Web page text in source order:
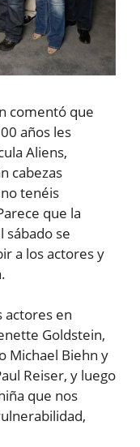
comentó que
años les
Aliens,
cabezas
tenéis
que la
sábado se
a los actores y
actores en
Goldstein,
Michael Biehn y
Reiser, y luego
que nos